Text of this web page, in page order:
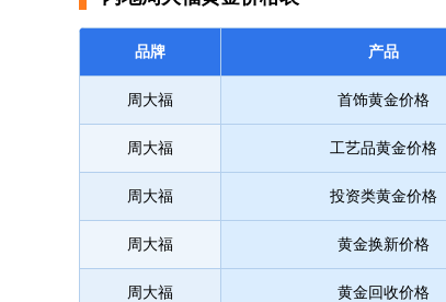
品牌 产品
周大福 首饰黄金价格
周大福 工艺品黄金价格
周大福 投资类黄金价格
周大福 黄金换新价格
周大福 黄金回收价格